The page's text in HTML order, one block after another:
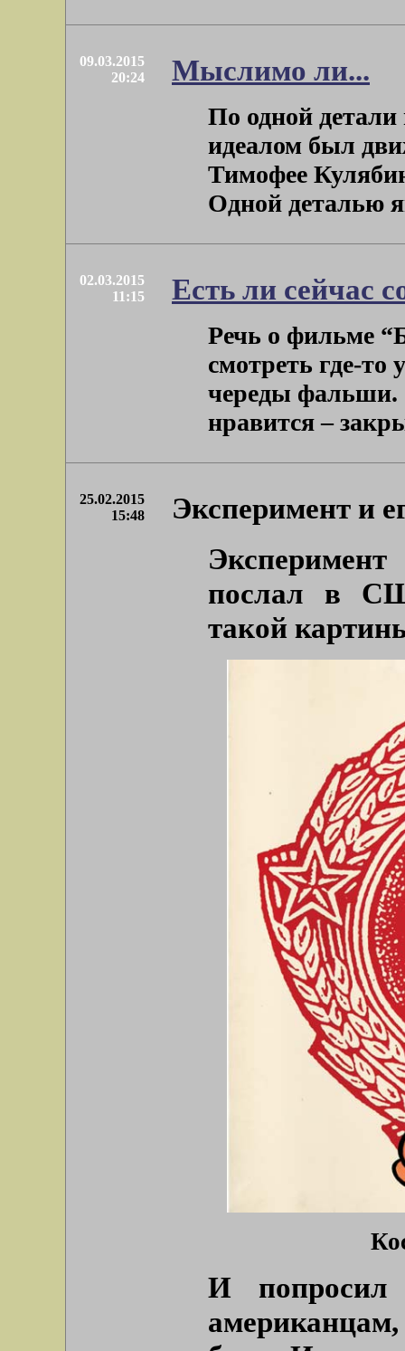
09.03.2015
20:24
Мыслимо ли...
По одной детали
идеалом был
Тимофее
Одной деталью
02.03.2015
11:15
Есть ли сейчас
Речь о фильме
смотреть где-то
череды фальши.
нравится –
25.02.2015
15:48
Эксперимент и
послал в
такой
И попросил